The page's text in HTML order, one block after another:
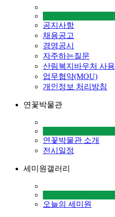
공지사항
채용공고
경영공시
자주하는질문
산림복지바우처 사용
업무협약(MOU)
개인정보 처리방침
연꽃박물관
연꽃박물관 소개
전시일정
세미원갤러리
오늘의 세미원